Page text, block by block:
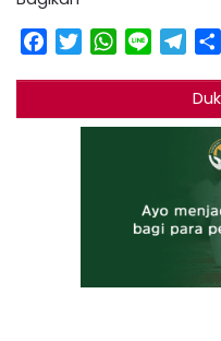
Facebook
TwitterWhatsApp
Line